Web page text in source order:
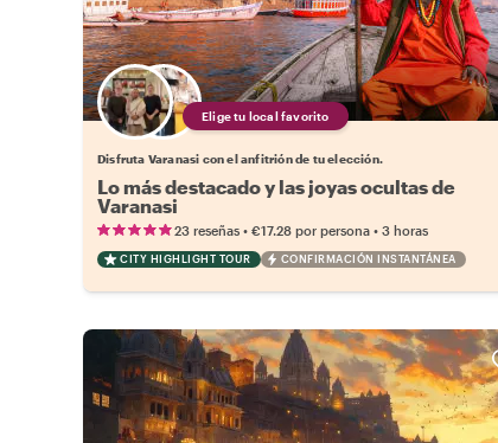
Elige tu local favorito
Disfruta Varanasi con el anfitrión de tu elección.
Lo más destacado y las joyas ocultas de
Varanasi
23 reseñas • €17.28 por persona • 3 horas
CITY HIGHLIGHT TOUR CONFIRMACIÓN INSTANTÁNEA